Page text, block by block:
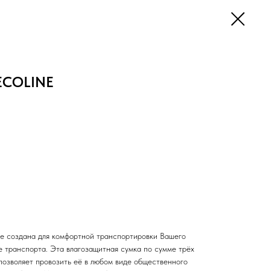
создана для комфортной транспортировки Вашего
Эта влагозащитная сумка по сумме трёх
провозить её в любом виде общественного